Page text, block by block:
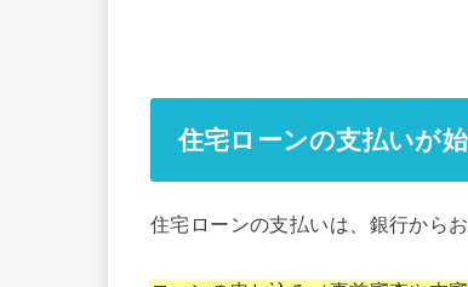
住宅ローンの支払いが
住宅ローンの支払いは、銀行から